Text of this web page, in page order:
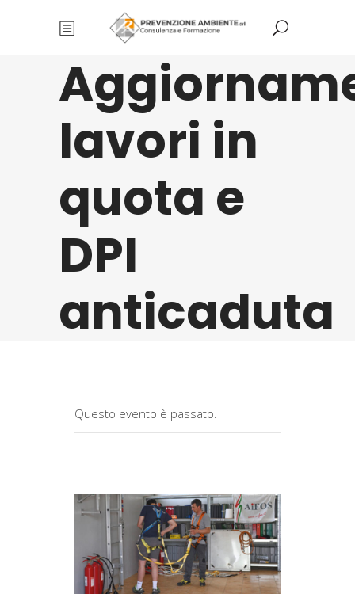
lavori in
quota e
DPI
anticaduta
Questo evento è passato.